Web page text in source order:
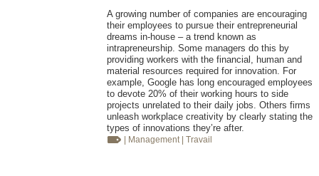
A growing number of companies are encouraging
their employees to pursue their entrepreneurial
dreams in-house – a trend known as
intrapreneurship. Some managers do this by
providing workers with the financial, human and
material resources required for innovation. For
example, Google has long encouraged employees
to devote 20% of their working hours to side
projects unrelated to their daily jobs. Others firms
unleash workplace creativity by clearly stating the
types of innovations they’re after.
| Management | Travail